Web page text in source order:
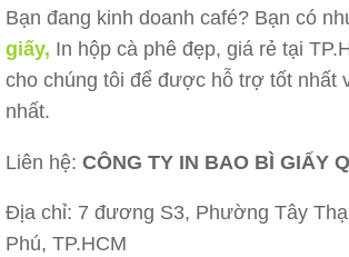
Bạn đang kinh doanh café? Bạn có
giấy, In hộp cà phê đẹp, giá rẻ tại
cho chúng tôi để được hỗ trợ tốt nhất
nhất.
Liên hệ: CÔNG TY IN BAO BÌ GIẤY
Địa chỉ: 7 đương S3, Phường Tây
Phú, TP.HCM